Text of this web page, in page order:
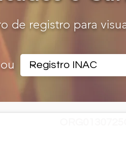
de registro para
ou